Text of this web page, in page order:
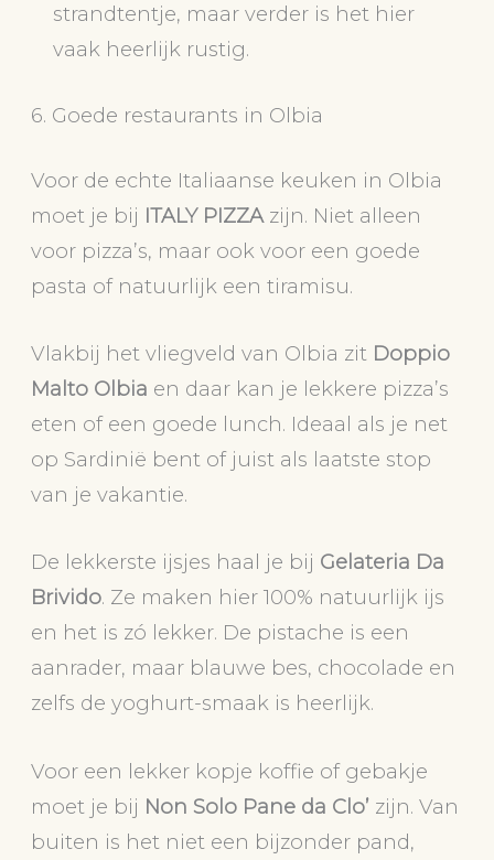
strandtentje, maar verder is het hier
vaak heerlijk rustig.
6. Goede restaurants in Olbia
Voor de echte Italiaanse keuken in Olbia
moet je bij ITALY PIZZAzijn. Niet alleen
voor pizza’s, maar ook voor een goede
pasta of natuurlijk een tiramisu.
Vlakbij het vliegveld van Olbia zit Doppio
Malto Olbia en daar kan je lekkere pizza’s
eten of een goede lunch. Ideaal als je net
op Sardinië bent of juist als laatste stop
van je vakantie.
De lekkerste ijsjes haal je bij Gelateria Da
Brivido. Ze maken hier 100% natuurlijk ijs
en het is zó lekker. De pistache is een
aanrader, maar blauwe bes, chocolade en
zelfs de yoghurt-smaak is heerlijk.
Voor een lekker kopje koffie of gebakje
moet je bij Non Solo Pane da Clo’ zijn. Van
buiten is het niet een bijzonder pand,